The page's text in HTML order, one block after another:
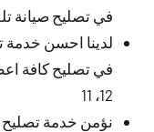
في تصليح صيانة
لدينا احسن خدمة
12، 11
نؤمن خدمة